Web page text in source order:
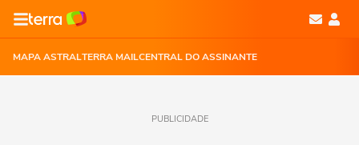
MAPA ASTRALTERRA MAILCENTRAL DO ASSINANTE
PUBLICIDADE